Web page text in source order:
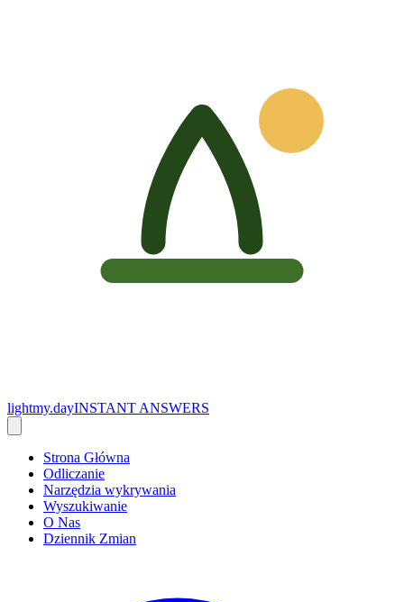
lightmy.dayINSTANT ANSWERS
Strona Główna
Odliczanie
Narzędzia wykrywania
Wyszukiwanie
O Nas
Dziennik Zmian